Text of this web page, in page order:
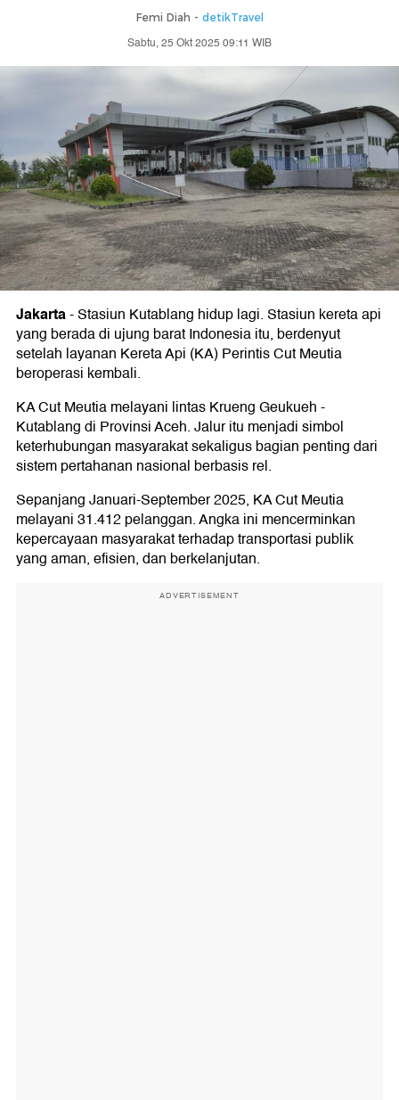
Femi Diah - detikTravel
Sabtu, 25 Okt 2025 09:11 WIB
Jakarta-Stasiun Kutablang hidup lagi. Stasiun kereta api
yang berada di ujung barat Indonesia itu, berdenyut
setelah layanan Kereta Api (KA) Perintis Cut Meutia
beroperasi kembali.
KA Cut Meutia melayani lintas Krueng Geukueh -
Kutablang di Provinsi Aceh. Jalur itu menjadi simbol
keterhubungan masyarakat sekaligus bagian penting dari
sistem pertahanan nasional berbasis rel.
Sepanjang Januari-September 2025, KA Cut Meutia
melayani 31.412 pelanggan. Angka ini mencerminkan
kepercayaan masyarakat terhadap transportasi publik
yang aman, efisien, dan berkelanjutan.
ADVERTISEMENT